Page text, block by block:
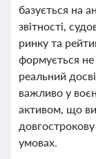
базується на
звітності,
ринку та
формується не
реальний
важливо у
активом, що
довгострокову
умовах.